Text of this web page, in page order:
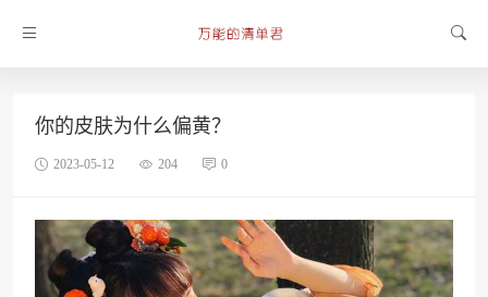
你的皮肤为什么偏黄？
2023-05-12 204 0